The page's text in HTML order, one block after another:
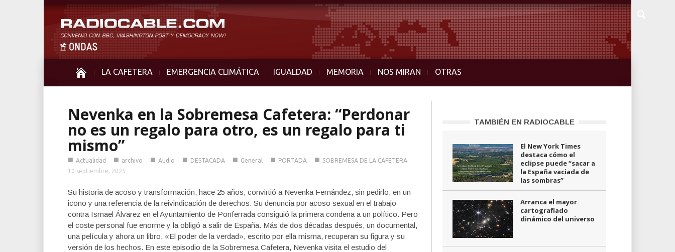
LA CAFETERA EMERGENCIA CLIMÁTICA IGUALDAD MEMORIA NOS MIRAN OTRAS
Nevenka en la Sobremesa Cafetera: “Perdonar
no es un regalo para otro, es un regalo para ti
mismo”
■ Actualidad ■ archivo ■ Audio ■ DESTACADA ■ General ■ PORTADA ■ SOBREMESA DE LA CAFETERA
10 septiembre, 2025
Su historia de acoso y transformación, hace 25 años, convirtió a Nevenka Fernández, sin pedirlo, en un
icono y una referencia de la reivindicación de derechos. Su denuncia por acoso sexual en el trabajo
contra Ismael Álvarez en el Ayuntamiento de Ponferrada consiguió la primera condena a un político. Pero
el coste personal fue enorme y la obligó a salir de España. Más de dos décadas después, un documental,
una película y ahora un libro, «El poder de la verdad», escrito por ella misma, recuperan su figura y su
versión de los hechos. En este episodio de la Sobremesa Cafetera, Nevenka visita el estudio del
TAMBIÉN EN RADIOCABLE
El New York Times
destaca cómo el
eclipse puede “sacar a
la España vaciada de
las sombras”
Arranca el mayor
cartografiado
dinámico del universo